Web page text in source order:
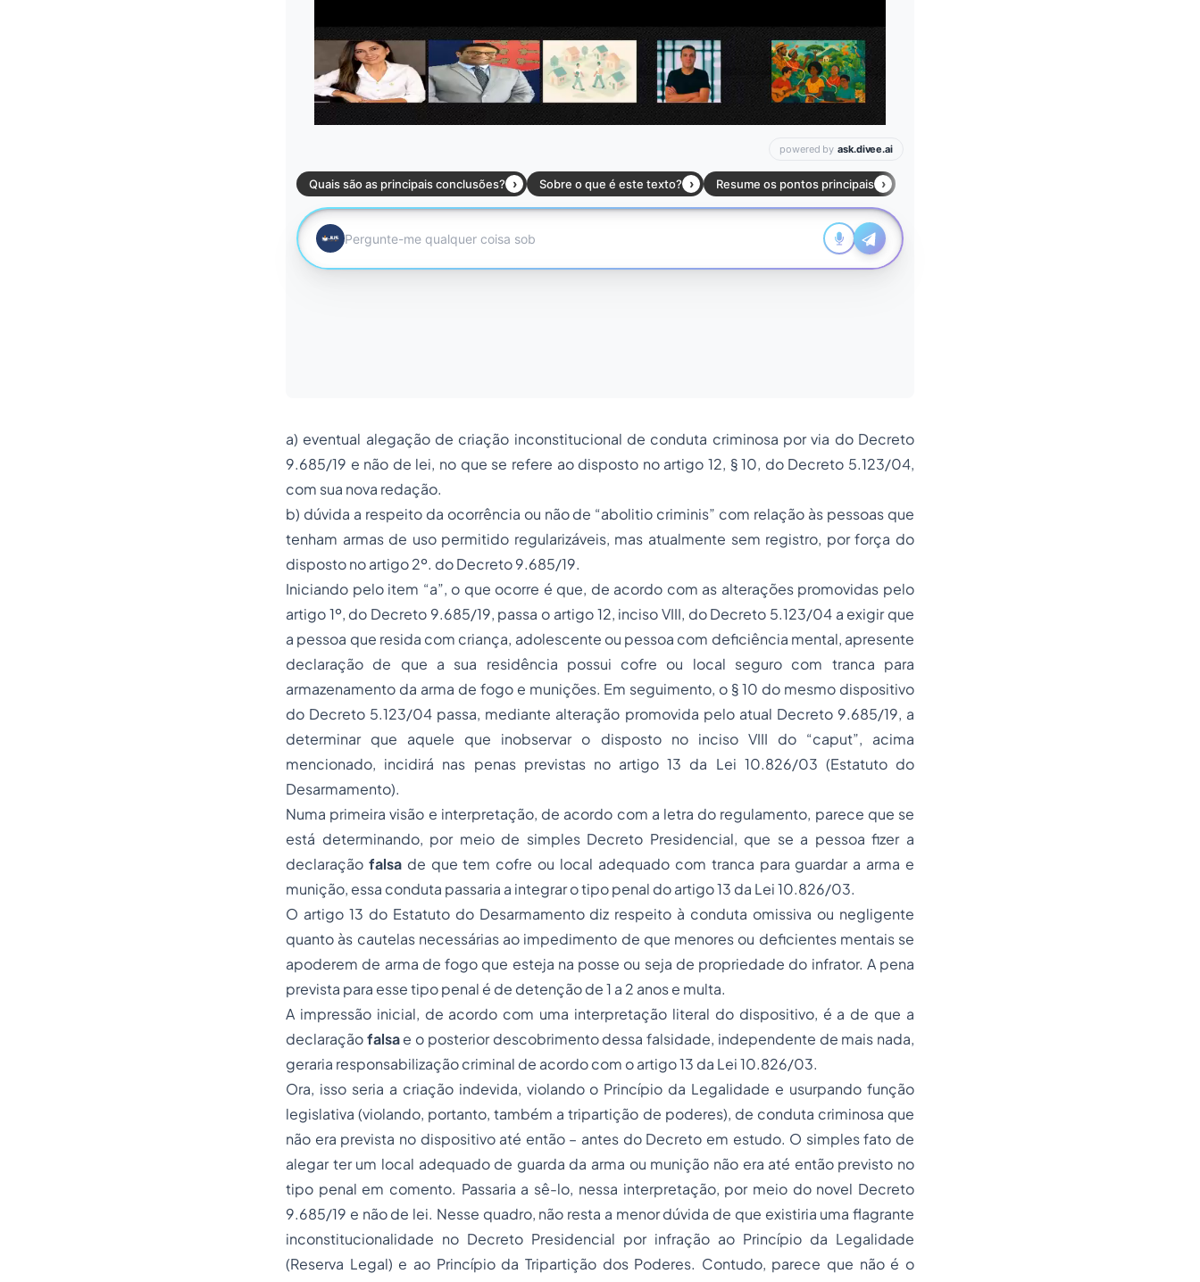
a) eventual alegação de criação inconstitucional de conduta criminosa por via do Decreto
9.685/19 e não de lei, no que se refere ao disposto no artigo 12, § 10, do Decreto 5.123/04,
com sua nova redação.
b) dúvida a respeito da ocorrência ou não de “abolitio criminis” com relação às pessoas que
tenham armas de uso permitido regularizáveis, mas atualmente sem registro, por força do
disposto no artigo 2º. do Decreto 9.685/19.
Iniciando pelo item “a”, o que ocorre é que, de acordo com as alterações promovidas pelo
artigo 1º, do Decreto 9.685/19, passa o artigo 12, inciso VIII, do Decreto 5.123/04 a exigir que
a pessoa que resida com criança, adolescente ou pessoa com deficiência mental, apresente
declaração de que a sua residência possui cofre ou local seguro com tranca para
armazenamento da arma de fogo e munições. Em seguimento, o § 10 do mesmo dispositivo
do Decreto 5.123/04 passa, mediante alteração promovida pelo atual Decreto 9.685/19, a
determinar que aquele que inobservar o disposto no inciso VIII do “caput”, acima
mencionado, incidirá nas penasprevistas no artigo 13 da Lei 10.826/03 (Estatuto do
Desarmamento).
Numa primeira visão e interpretação, de acordo com a letra do regulamento, parece que se
está determinando, por meio de simples Decreto Presidencial, que se a pessoa fizer a
declaração falsade que tem cofre ou local adequado com tranca para guardar a arma e
munição, essa conduta passaria a integrar o tipo penal do artigo 13 da Lei 10.826/03.
O artigo 13 do Estatuto do Desarmamento diz respeito à conduta omissiva ou negligente
quanto às cautelas necessárias ao impedimento de que menores ou deficientes mentais se
apoderem de arma de fogo que esteja na posse ou seja de propriedade do infrator. A pena
prevista para esse tipo penal é de detenção de 1 a 2 anos e multa.
A impressão inicial, de acordo com uma interpretação literal do dispositivo, é a de que a
declaraçãofalsae o posterior descobrimento dessa falsidade, independente de mais nada,
geraria responsabilização criminal de acordo com o artigo 13 da Lei 10.826/03.
Ora, isso seria a criação indevida, violando o Princípio da Legalidade e usurpando função
legislativa (violando, portanto, também a tripartição de poderes), de conduta criminosa que
não era prevista no dispositivo até então – antes do Decreto em estudo. O simples fato de
alegar ter um local adequado de guarda da arma ou munição não era até então previsto no
tipo penal em comento. Passaria a sê-lo, nessa interpretação, por meio do novel Decreto
9.685/19 e não de lei. Nesse quadro, não resta a menor dúvida de que existiria uma flagrante
inconstitucionalidade no Decreto Presidencial por infração ao Princípio da Legalidade
(Reserva Legal) e ao Princípio da Tripartição dos Poderes. Contudo, parece que não é o